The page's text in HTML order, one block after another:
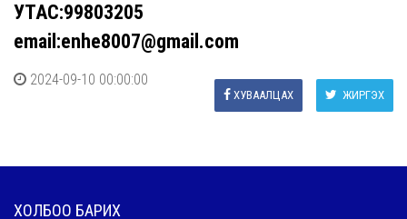
УТАС:99803205
email:enhe8007@gmail.com
2024-09-10 00:00:00
ЖИРГЭХ
ХУВААЛЦАХ
ХОЛБОО БАРИХ